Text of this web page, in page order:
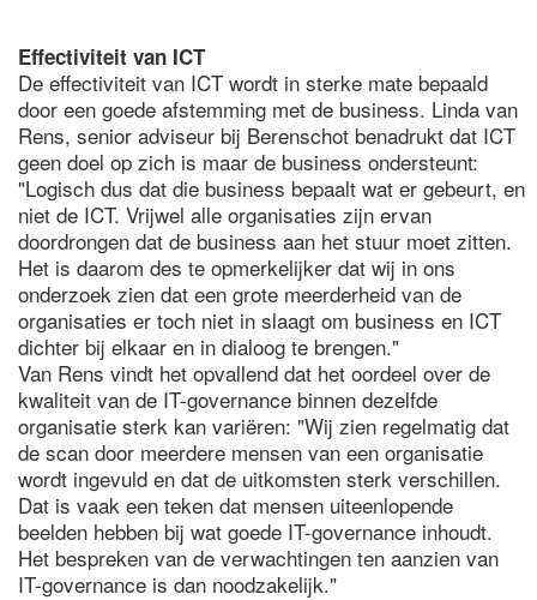
Effectiviteit van ICT
De effectiviteit van ICT wordt in sterke mate bepaald
door een goede afstemming met de business. Linda van
Rens, senior adviseur bij Berenschot benadrukt dat ICT
geen doel op zich is maar de business ondersteunt:
"Logisch dus dat die business bepaalt wat er gebeurt, en
niet de ICT. Vrijwel alle organisaties zijn ervan
doordrongen dat de business aan het stuur moet zitten.
Het is daarom des te opmerkelijker dat wij in ons
onderzoek zien dat een grote meerderheid van de
organisaties er toch niet in slaagt om business en ICT
dichter bij elkaar en in dialoog te brengen."
Van Rens vindt het opvallend dat het oordeel over de
kwaliteit van de IT-governance binnen dezelfde
organisatie sterk kan variëren: "Wij zien regelmatig dat
de scan door meerdere mensen van een organisatie
wordt ingevuld en dat de uitkomsten sterk verschillen.
Dat is vaak een teken dat mensen uiteenlopende
beelden hebben bij wat goede IT-governance inhoudt.
Het bespreken van de verwachtingen ten aanzien van
IT-governance is dan noodzakelijk."